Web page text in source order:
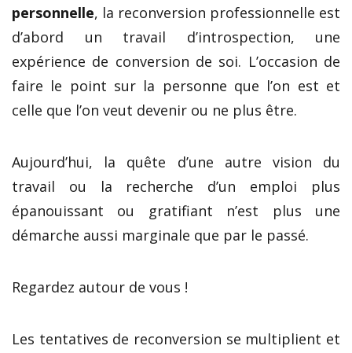
personnelle, la reconversion professionnelle est
d’abord un travail d’introspection, une
expérience de conversion de soi. L’occasion de
faire le point sur la personne que l’on est et
celle que l’on veut devenir ou ne plus être.
Aujourd’hui, la quête d’une autre vision du
travail ou la recherche d’un emploi plus
épanouissant ou gratifiant n’est plus une
démarche aussi marginale que par le passé.
Regardez autour de vous !
Les tentatives de reconversion se multiplient et